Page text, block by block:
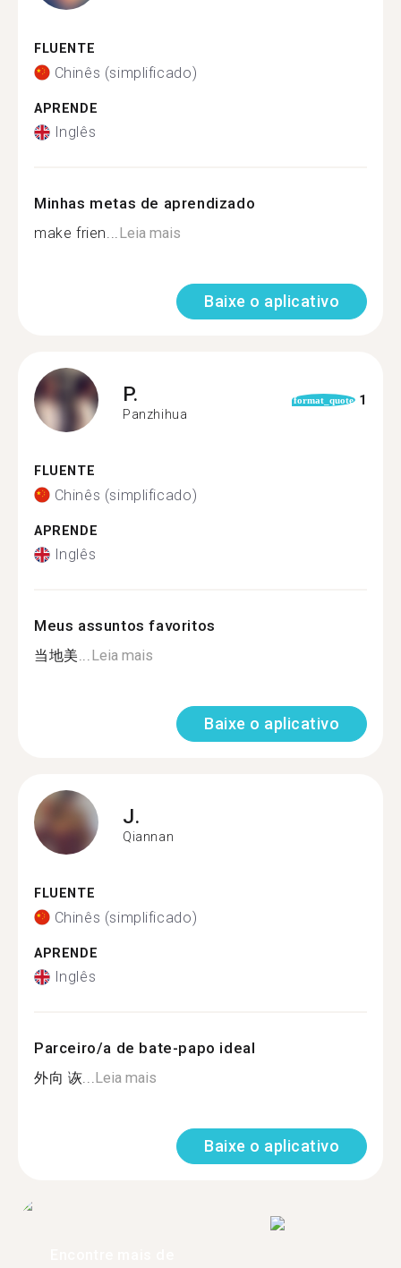
FLUENTE
Chinês (simplificado)
APRENDE
Inglês
Minhas metas de aprendizado
make frien...Leia mais
Baixe o aplicativo
P.
Panzhihua
format_quote 1
FLUENTE
Chinês (simplificado)
APRENDE
Inglês
Meus assuntos favoritos
当地美...Leia mais
Baixe o aplicativo
J.
Qiannan
FLUENTE
Chinês (simplificado)
APRENDE
Inglês
Parceiro/a de bate-papo ideal
外向 诙...Leia mais
Baixe o aplicativo